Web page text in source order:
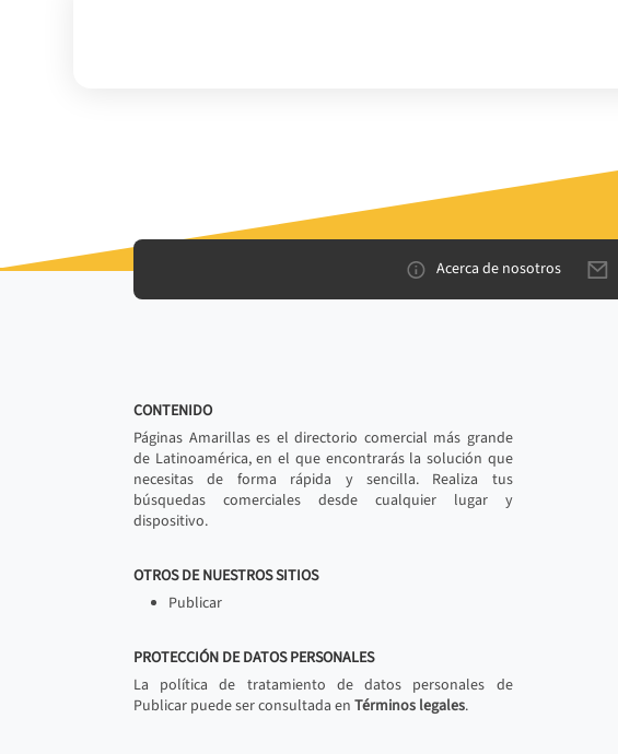
Acerca de nosotros
CONTENIDO
Páginas Amarillas es el directorio comercial más grande
de Latinoamérica, en el que encontrarás la solución que
necesitas de forma rápida y sencilla. Realiza tus
búsquedas comerciales desde cualquier lugar y
dispositivo.
OTROS DE NUESTROS SITIOS
Publicar
PROTECCIÓN DE DATOS PERSONALES
La política de tratamiento de datos personales de
Publicar puede ser consultada en Términos legales.